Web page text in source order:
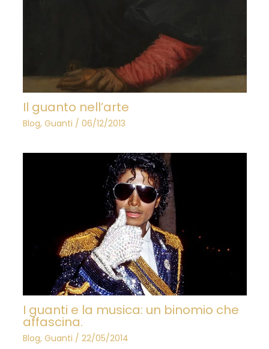
Il guanto nell’arte
Blog, Guanti / 06/12/2013
I guanti e la musica: un binomio che
affascina.
Blog, Guanti / 22/05/2014